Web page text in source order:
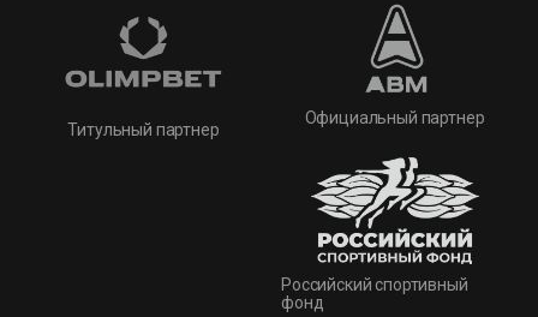
Титульный партнер
Официальный партнер
Российский спортивный
фонд